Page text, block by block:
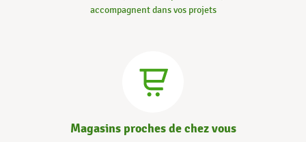
accompagnent dans vos projets
Magasins proches de chez vous